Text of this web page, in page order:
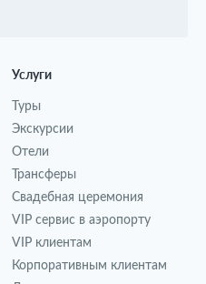
Услуги
Туры
Экскурсии
Отели
Трансферы
Свадебная церемония
VIP сервис в аэропорту
VIP клиентам
Корпоративным клиентам